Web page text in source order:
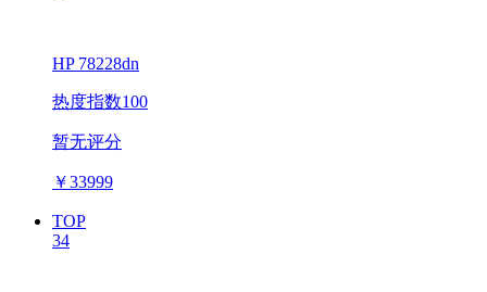
HP 78228dn
热度指数100
暂无评分
￥33999
TOP
34